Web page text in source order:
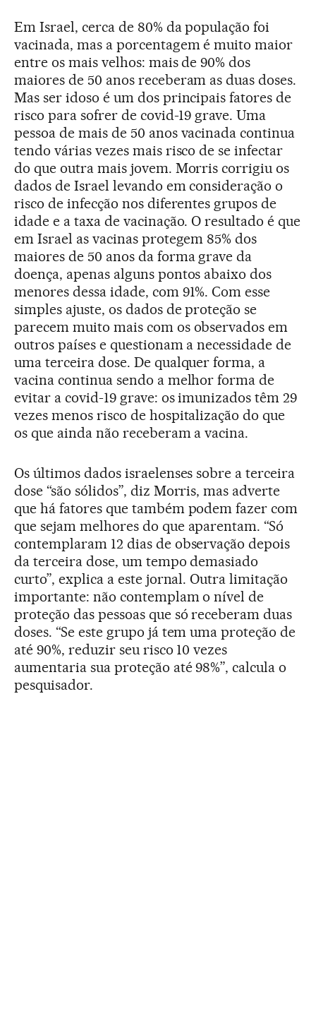
Em Israel, cerca de 80% da população foi
vacinada, mas a porcentagem é muito maior
entre os mais velhos: mais de 90% dos
maiores de 50 anos receberam as duas doses.
Mas ser idoso é um dos principais fatores de
risco para sofrer de covid-19 grave. Uma
pessoa de mais de 50 anos vacinada continua
tendo várias vezes mais risco de se infectar
do que outra mais jovem. Morris corrigiu os
dados de Israel levando em consideração o
risco de infecção nos diferentes grupos de
idade e a taxa de vacinação. O resultado é que
em Israel as vacinas protegem 85% dos
maiores de 50 anos da forma grave da
doença, apenas alguns pontos abaixo dos
menores dessa idade, com 91%. Com esse
simples ajuste, os dados de proteção se
parecem muito mais com os observados em
outros países e questionam a necessidade de
uma terceira dose. De qualquer forma, a
vacina continua sendo a melhor forma de
evitar a covid-19 grave: os imunizados têm 29
vezes menos risco de hospitalização do que
os que ainda não receberam a vacina.
Os últimos dados israelenses sobre a terceira
dose “são sólidos”, diz Morris, mas adverte
que há fatores que também podem fazer com
que sejam melhores do que aparentam. “Só
contemplaram 12 dias de observação depois
da terceira dose, um tempo demasiado
curto”, explica a este jornal. Outra limitação
importante: não contemplam o nível de
proteção das pessoas que só receberam duas
doses. “Se este grupo já tem uma proteção de
até 90%, reduzir seu risco 10 vezes
aumentaria sua proteção até 98%”, calcula o
pesquisador.